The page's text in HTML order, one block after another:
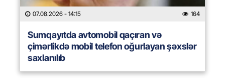
07.08.2026 - 14:15 164
Sumqayıtda avtomobil qaçıran və
çimərlikdə mobil telefon oğurlayan şəxslər
saxlanılıb